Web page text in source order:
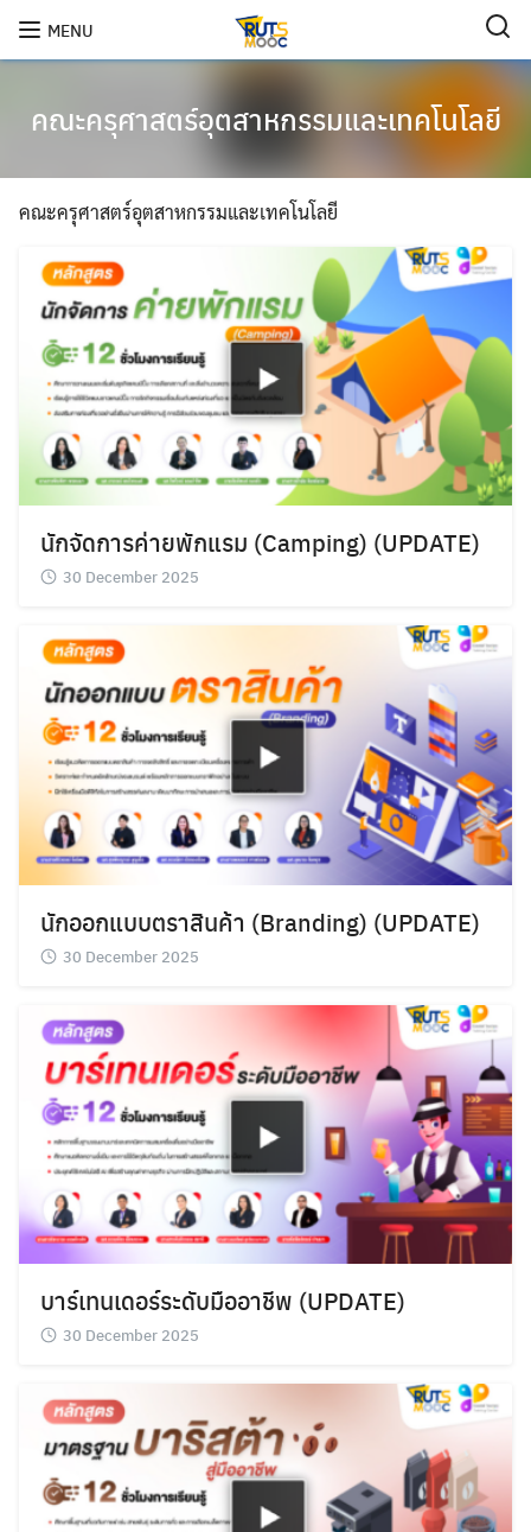
MENU
คณะครุศาสตร์อุตสาหกรรมและเทคโนโลยี
คณะครุศาสตร์อุตสาหกรรมและเทคโนโลยี
นักจัดการค่ายพักแรม (Camping) (UPDATE)
30 December 2025
นักออกแบบตราสินค้า (Branding) (UPDATE)
30 December 2025
บาร์เทนเดอร์ระดับมืออาชีพ (UPDATE)
30 December 2025